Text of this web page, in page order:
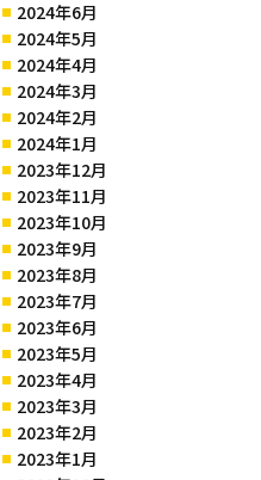
2024年6月
2024年5月
2024年4月
2024年3月
2024年2月
2024年1月
2023年12月
2023年11月
2023年10月
2023年9月
2023年8月
2023年7月
2023年6月
2023年5月
2023年4月
2023年3月
2023年2月
2023年1月